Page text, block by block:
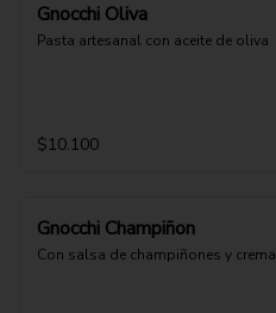
Gnocchi Oliva
Pasta artesanal con aceite de oliva
$10.100
Gnocchi Champiñon
Con salsa de champiñones y crema